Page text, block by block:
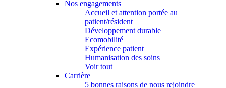
Nos engagements
Accueil et attention portée au
patient/résident
Développement durable
Ecomobilité
Expérience patient
Humanisation des soins
Voir tout
Carrière
5 bonnes raisons de nous rejoindre